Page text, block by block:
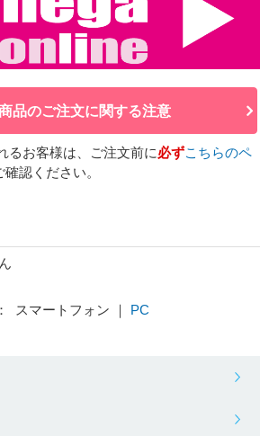
品のご注文に関する注意
るお客様は、ご注文前に必ずこちらのペ
認ください。
スマートフォン ｜ PC